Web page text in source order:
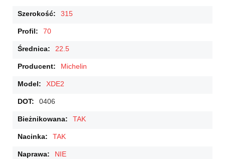
315
70
22.5
Michelin
XDE2
0406
TAK
TAK
NIE